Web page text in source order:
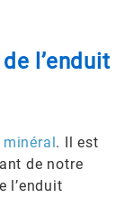
l’enduit
. Il est
de notre
l’enduit